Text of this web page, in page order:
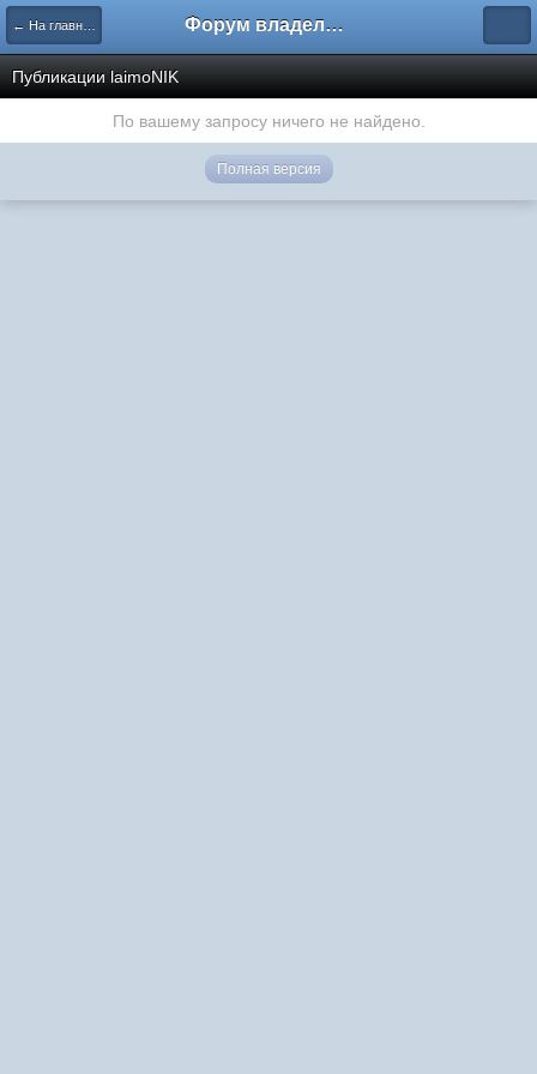
← На главную Форум владельцев интернет-магазинов
Публикации laimoNIK
По вашему запросу ничего не найдено.
Полная версия